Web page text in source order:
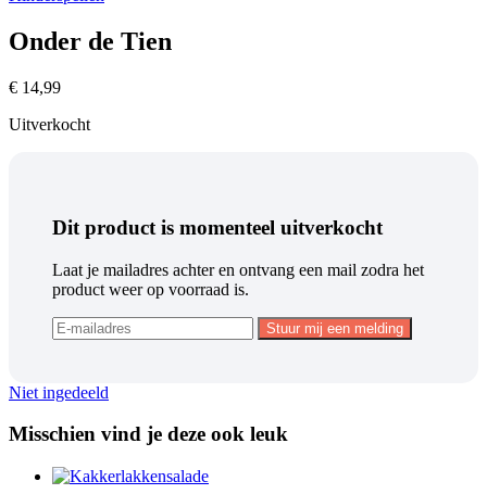
Onder de Tien
€ 14,99
Uitverkocht
Dit product is momenteel uitverkocht
Laat je mailadres achter en ontvang een mail zodra het
product weer op voorraad is.
Niet ingedeeld
Misschien vind je deze ook leuk